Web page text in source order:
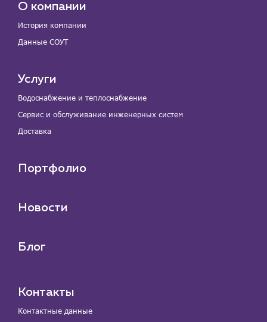
О компании
История компании
Данные СОУТ
Услуги
Водоснабжение и теплоснабжение
Сервис и обслуживание инженерных систем
Доставка
Портфолио
Новости
Блог
Контакты
Контактные данные